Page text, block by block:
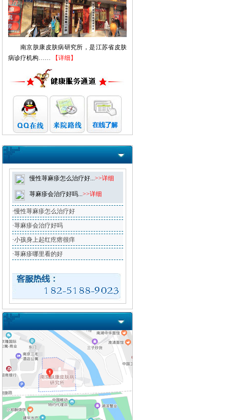
南京肤康皮肤病研究所，是江苏省皮肤
病诊疗机构……
【详细】
慢性荨麻疹怎么治疗好...>>详细
荨麻疹会治疗好吗...>>详细
·慢性荨麻疹怎么治疗好
·荨麻疹会治疗好吗
·小孩身上起红疙瘩很痒
·荨麻疹哪里看的好